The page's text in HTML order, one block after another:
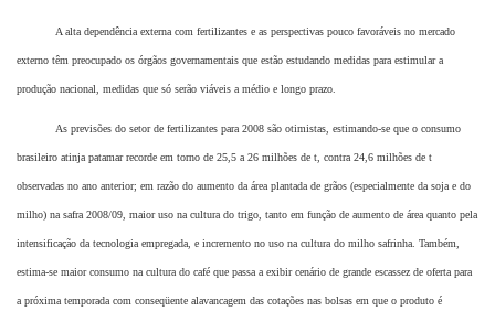
A alta dependência externa com fertilizantes e as perspectivas pouco favoráveis no mercado
externo têm preocupado os órgãos governamentais que estão estudando medidas para estimular a
produção nacional, medidas que só serão viáveis a médio e longo prazo.
As previsões do setor de fertilizantes para 2008 são otimistas, estimando-se que o consumo
brasileiro atinja patamar recorde em torno de 25,5 a 26 milhões de t, contra 24,6 milhões de t
observadas no ano anterior; em razão do aumento da área plantada de grãos (especialmente da soja e do
milho) na safra 2008/09, maior uso na cultura do trigo, tanto em função de aumento de área quanto pela
intensificação da tecnologia empregada, e incremento no uso na cultura do milho safrinha. Também,
estima-se maior consumo na cultura do café que passa a exibir cenário de grande escassez de oferta para
a próxima temporada com conseqüente alavancagem das cotações nas bolsas em que o produto é